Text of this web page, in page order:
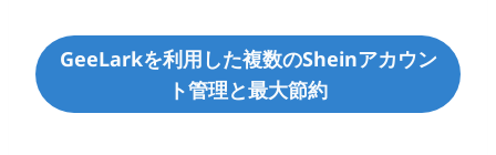
GeeLarkを利用した複数のSheinアカウン
ト管理と最大節約